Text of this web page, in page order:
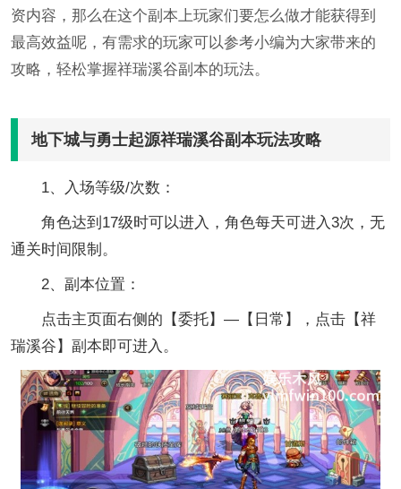
资内容，那么在这个副本上玩家们要怎么做才能获得到
最高效益呢，有需求的玩家可以参考小编为大家带来的
攻略，轻松掌握祥瑞溪谷副本的玩法。
地下城与勇士起源祥瑞溪谷副本玩法攻略
1、入场等级/次数：
角色达到17级时可以进入，角色每天可进入3次，无
通关时间限制。
2、副本位置：
点击主页面右侧的【委托】—【日常】，点击【祥
瑞溪谷】副本即可进入。